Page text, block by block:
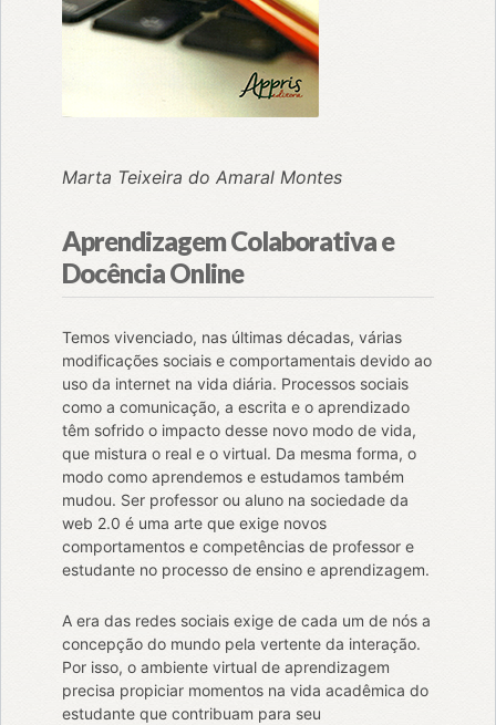
Marta Teixeira do Amaral Montes
Aprendizagem Colaborativa e
Docência Online
Temos vivenciado, nas últimas décadas, várias
modificações sociais e comportamentais devido ao
uso da internet na vida diária. Processos sociais
como a comunicação, a escrita e o aprendizado
têm sofrido o impacto desse novo modo de vida,
que mistura o real e o virtual. Da mesma forma, o
modo como aprendemos e estudamos também
mudou. Ser professor ou aluno na sociedade da
web 2.0 é uma arte que exige novos
comportamentos e competências de professor e
estudante no processo de ensino e aprendizagem.
A era das redes sociais exige de cada um de nós a
concepção do mundo pela vertente da interação.
Por isso, o ambiente virtual de aprendizagem
precisa propiciar momentos na vida acadêmica do
estudante que contribuam para seu